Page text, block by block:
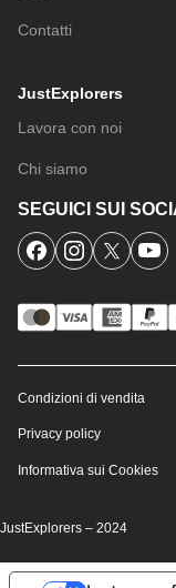
Contatti
JustExplorers
Lavora con noi
Chi siamo
SEGUICI SUI
Condizioni di vendita
Privacy policy
Informativa sui Cookies
JustExplorers – 2024